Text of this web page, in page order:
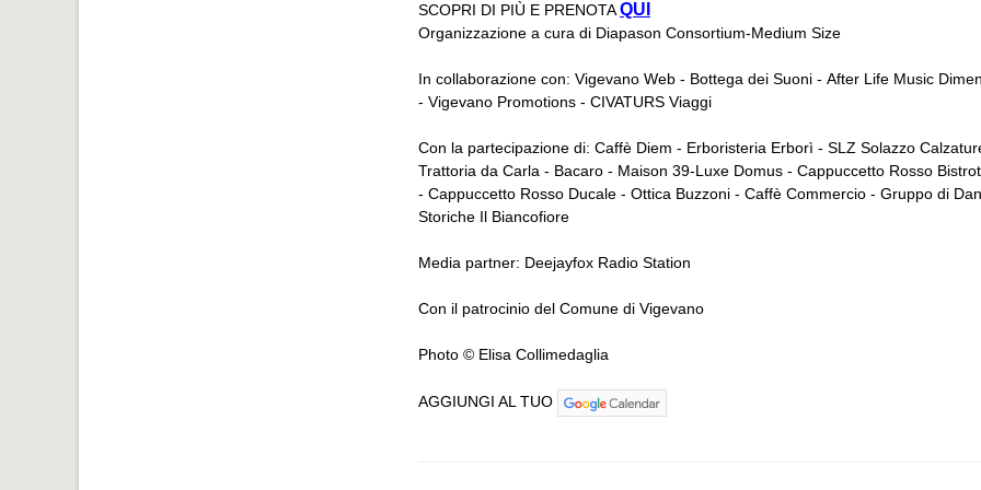
SCOPRI DI PIÙ E PRENOTAQUI
Organizzazione a cura di Diapason Consortium-Medium Size
In collaborazione con: Vigevano Web - Bottega dei Suoni - After Life Music
- Vigevano Promotions - CIVATURS Viaggi
Con la partecipazione di: Caffè Diem - Erboristeria Erborì - SLZ Solazzo
Trattoria da Carla - Bacaro - Maison 39-Luxe Domus - Cappuccetto Rosso Bistrot
- Cappuccetto Rosso Ducale - Ottica Buzzoni - Caffè Commercio - Gruppo di
Storiche Il Biancofiore
Media partner: Deejayfox Radio Station
Con il patrocinio del Comune di Vigevano
Photo © Elisa Collimedaglia
AGGIUNGI AL TUO